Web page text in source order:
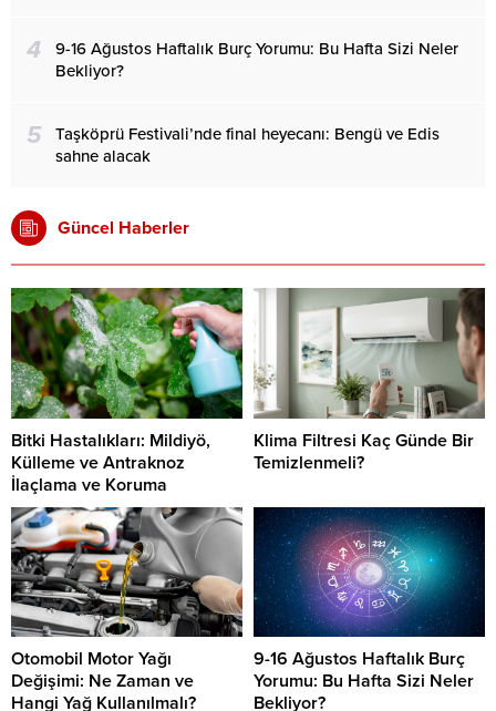
4
9-16 Ağustos Haftalık Burç Yorumu: Bu Hafta Sizi Neler
Bekliyor?
5
Taşköprü Festivali’nde final heyecanı: Bengü ve Edis
sahne alacak
Güncel Haberler
Bitki Hastalıkları: Mildiyö,
Külleme ve Antraknoz
İlaçlama ve Koruma
Klima Filtresi Kaç Günde Bir
Temizlenmeli?
Otomobil Motor Yağı
Değişimi: Ne Zaman ve
Hangi Yağ Kullanılmalı?
9-16 Ağustos Haftalık Burç
Yorumu: Bu Hafta Sizi Neler
Bekliyor?